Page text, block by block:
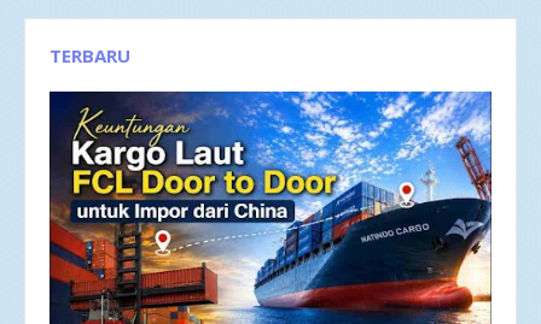
TERBARU